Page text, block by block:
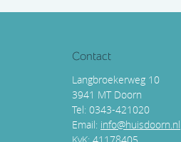
Contact
Langbroekerweg 10
3941 MT Doorn
Tel: 0343-421020
Email: info@huisdoorn.nl